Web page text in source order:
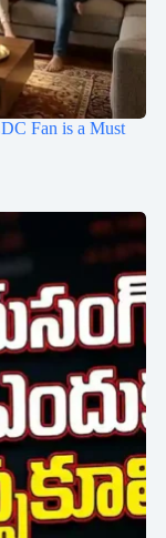
Fan is a Must